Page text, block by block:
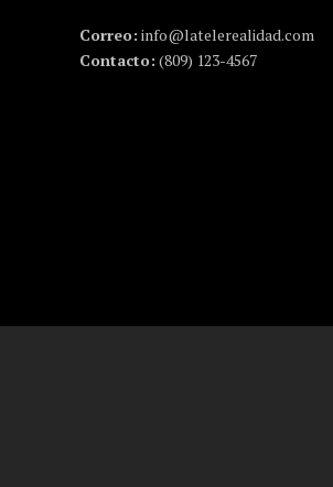
Correo: info@latelerealidad.com
Contacto: (809) 123-4567